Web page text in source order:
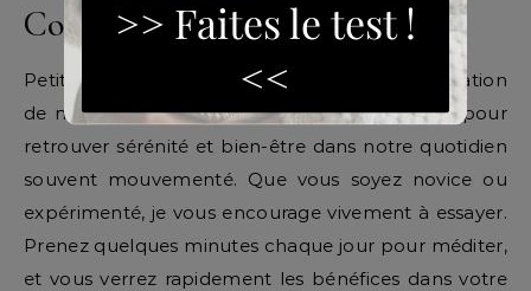
Conclusion
Petit Bambou n’est pas seulement une application
de méditation, c’est un véritable compagnon pour
retrouver sérénité et bien-être dans notre quotidien
souvent mouvementé. Que vous soyez novice ou
expérimenté, je vous encourage vivement à essayer.
Prenez quelques minutes chaque jour pour méditer,
et vous verrez rapidement les bénéfices dans votre